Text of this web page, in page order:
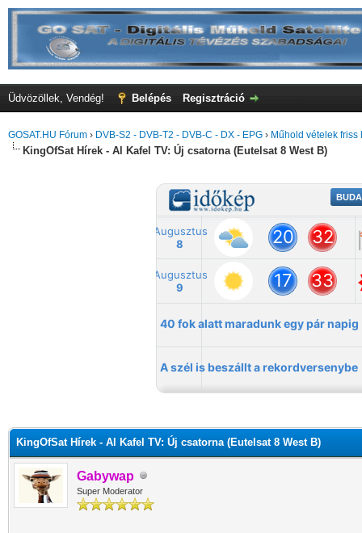
Üdvözöllek, Vendég! Belépés Regisztráció
GOSAT.HU Fórum › DVB-S2 - DVB-T2 - DVB-C - DX - EPG › Műhold vételek friss
KingOfSat Hírek - Al Kafel TV: Új csatorna (Eutelsat 8 West B)
KingOfSat Hírek - Al Kafel TV: Új csatorna (Eutelsat 8 West B)
Gabywap
Super Moderator